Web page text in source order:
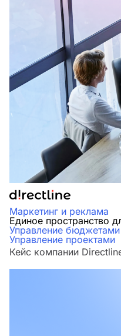
Маркетинг и реклама
Единое пространство
Управление бюджетами
Управление проектами
Кейс компании